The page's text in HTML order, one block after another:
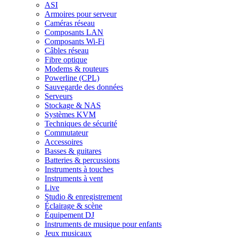
ASI
Armoires pour serveur
Caméras réseau
Composants LAN
Composants Wi-Fi
Câbles réseau
Fibre optique
Modems & routeurs
Powerline (CPL)
Sauvegarde des données
Serveurs
Stockage & NAS
Systèmes KVM
Techniques de sécurité
Commutateur
Accessoires
Basses & guitares
Batteries & percussions
Instruments à touches
Instruments à vent
Live
Studio & enregistrement
Éclairage & scène
Équipement DJ
Instruments de musique pour enfants
Jeux musicaux